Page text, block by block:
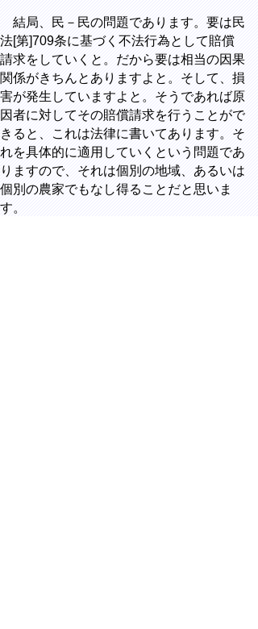
結局、民－民の問題であります。要は民
法[第]709条に基づく不法行為として賠償
請求をしていくと。だから要は相当の因果
関係がきちんとありますよと。そして、損
害が発生していますよと。そうであれば原
因者に対してその賠償請求を行うことがで
きると、これは法律に書いてあります。そ
れを具体的に適用していくという問題であ
りますので、それは個別の地域、あるいは
個別の農家でもなし得ることだと思いま
す。